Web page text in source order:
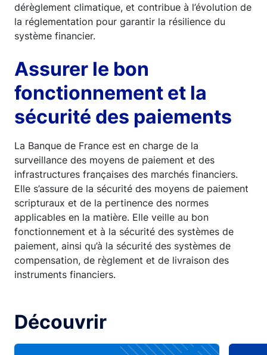
dérèglement climatique, et contribue à l’évolution de
la réglementation pour garantir la résilience du
système financier.
Assurer le bon
fonctionnement et la
sécurité des paiements
La Banque de France est en charge de la
surveillance des moyens de paiement et des
infrastructures françaises des marchés financiers.
Elle s’assure de la sécurité des moyens de paiement
scripturaux et de la pertinence des normes
applicables en la matière. Elle veille au bon
fonctionnement et à la sécurité des systèmes de
paiement, ainsi qu’à la sécurité des systèmes de
compensation, de règlement et de livraison des
instruments financiers.
Découvrir